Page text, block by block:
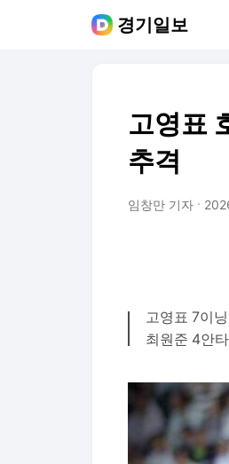
경기일보
고영표
추격
임창만 기자
고영표 7이
최원준 4안